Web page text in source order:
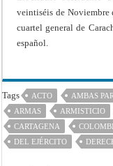
veintiséis de
cuartel general de
español.
Tags ACTO AMBAS
ARMAS
ARMISTICIO
CARTAGENA
DEL EJÉRCITO